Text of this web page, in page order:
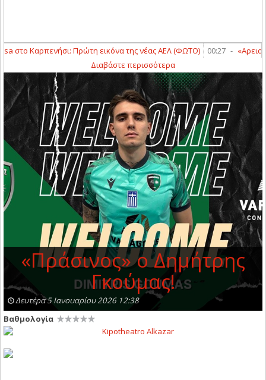
Καρπενήσι: Πρώτη εικόνα της νέας ΑΕΛ (ΦΩΤΟ) 00:27 -
Διαβάστε περισσότερα
«Πράσινος» ο Δημήτρης
Γκούμας!
Δευτέρα 5 Ιανουαρίου 2026 12:38
Βαθμολογία